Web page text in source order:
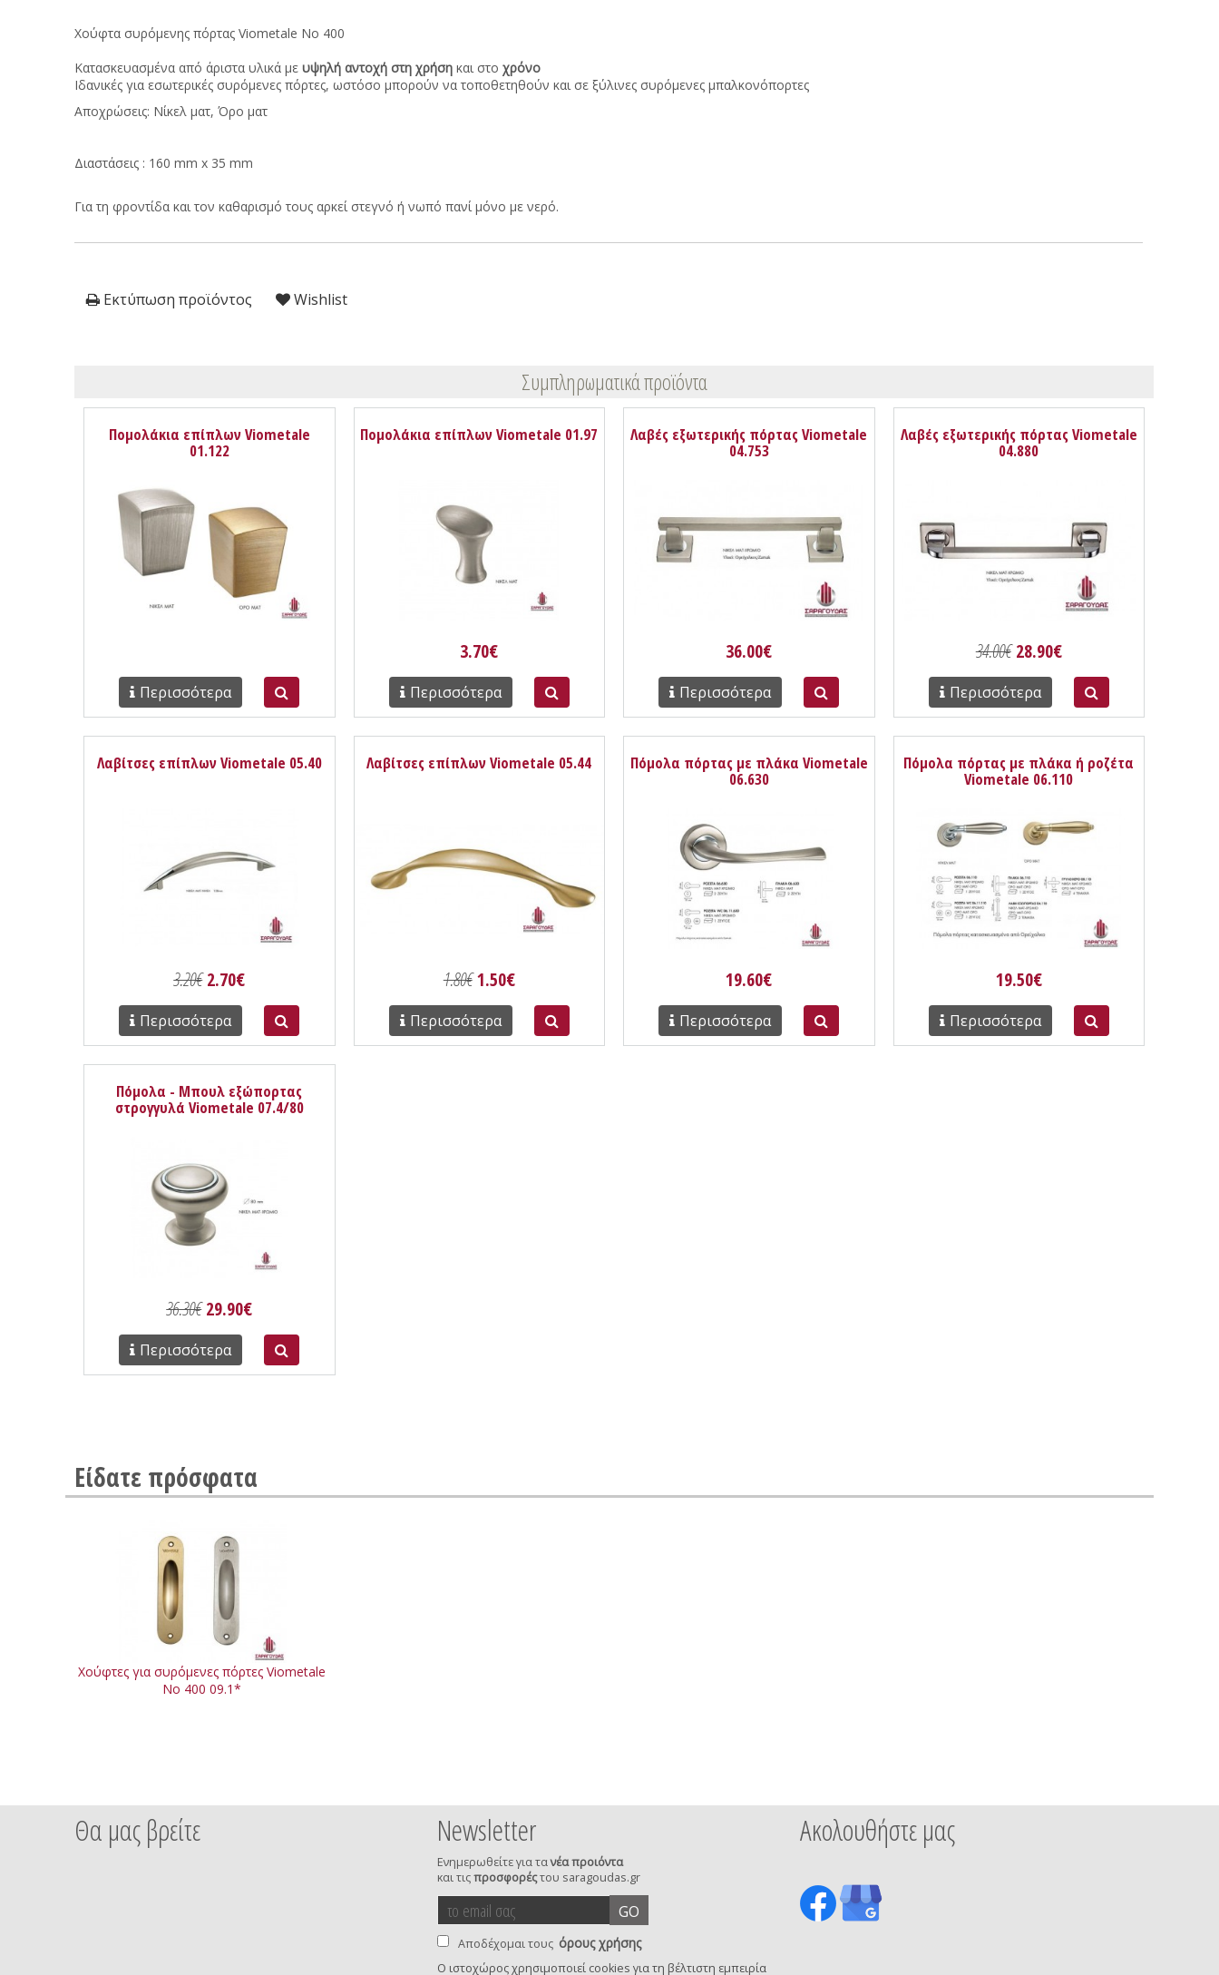
Χούφτα συρόμενης πόρτας Viometale Νο 400
Κατασκευασμένα από άριστα υλικά με υψηλή αντοχή στη χρήση και στο χρόνο
Ιδανικές για εσωτερικές συρόμενες πόρτες, ωστόσο μπορούν να τοποθετηθούν και σε ξύλινες συρόμενες μπαλκονόπορτες
Αποχρώσεις: Νίκελ ματ, Όρο ματ
Διαστάσεις : 160 mm x 35 mm
Για τη φροντίδα και τον καθαρισμό τους αρκεί στεγνό ή νωπό πανί μόνο με νερό.
Εκτύπωση προϊόντος Wishlist
Συμπληρωματικά προϊόντα
Πομολάκια επίπλων Viometale
01.122
Περισσότερα
Πομολάκια επίπλων Viometale 01.97
3.70€
Περισσότερα
Λαβές εξωτερικής πόρτας Viometale
04.753
36.00€
Περισσότερα
Λαβές εξωτερικής πόρτας Viometale
04.880
34.00€28.90€
Περισσότερα
Λαβίτσες επίπλων Viometale 05.40
3.20€2.70€
Περισσότερα
Λαβίτσες επίπλων Viometale 05.44
1.80€1.50€
Περισσότερα
Πόμολα πόρτας με πλάκα Viometale
06.630
19.60€
Περισσότερα
Πόμολα πόρτας με πλάκα ή ροζέτα
Viometale 06.110
19.50€
Περισσότερα
Πόμολα - Μπουλ εξώπορτας
στρογγυλά Viometale 07.4/80
36.30€29.90€
Περισσότερα
Είδατε πρόσφατα
Χούφτες για συρόμενες πόρτες Viometale
No 400 09.1*
Θα μας βρείτε Newsletter
Ενημερωθείτε για τανέα προιόντα
και τιςπροσφορέςτου saragoudas.gr
το
email
σας
GO
Αποδέχομαι τους όρους χρήσης
Ο ιστοχώρος χρησιμοποιεί cookies για τη βέλτιστη εμπειρία
Ακολουθήστε μας